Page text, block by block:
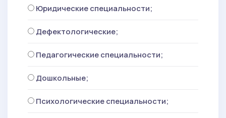
Юридические специальности;
Дефектологические;
Педагогические специальности;
Дошкольные;
Психологические специальности;